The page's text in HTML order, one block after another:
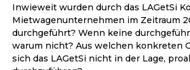
Inwieweit wurden durch das LAGetSi
Mietwagenunternehmen im Zeitraum
durchgeführt? Wenn keine
warum nicht? Aus welchen konkreten
sich das LAGetSi nicht in der Lage,